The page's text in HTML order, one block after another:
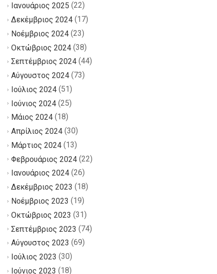
Ιανουάριος 2025 (22)
Δεκέμβριος 2024 (17)
Νοέμβριος 2024 (23)
Οκτώβριος 2024 (38)
Σεπτέμβριος 2024 (44)
Αύγουστος 2024 (73)
Ιούλιος 2024 (51)
Ιούνιος 2024 (25)
Μάιος 2024 (18)
Απρίλιος 2024 (30)
Μάρτιος 2024 (13)
Φεβρουάριος 2024 (22)
Ιανουάριος 2024 (26)
Δεκέμβριος 2023 (18)
Νοέμβριος 2023 (19)
Οκτώβριος 2023 (31)
Σεπτέμβριος 2023 (74)
Αύγουστος 2023 (69)
Ιούλιος 2023 (30)
Ιούνιος 2023 (18)